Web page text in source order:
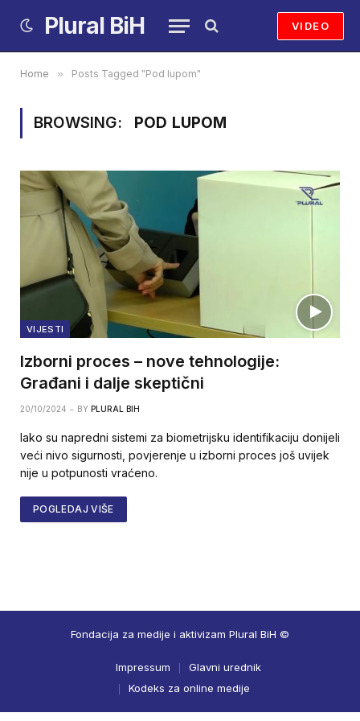
Plural BiH VIDEO
Home » Posts Tagged "Pod lupom"
BROWSING: POD LUPOM
VIJESTI
Izborni proces – nove tehnologije:
Građani i dalje skeptični
20/10/2024 BY PLURAL BIH
Iako su napredni sistemi za biometrijsku identifikaciju donijeli
veći nivo sigurnosti, povjerenje u izborni proces još uvijek
nije u potpunosti vraćeno.
POGLEDAJ VIŠE
Fondacija za medije i aktivizam Plural BiH ©
Impressum
Glavni urednik
Kodeks za online medije